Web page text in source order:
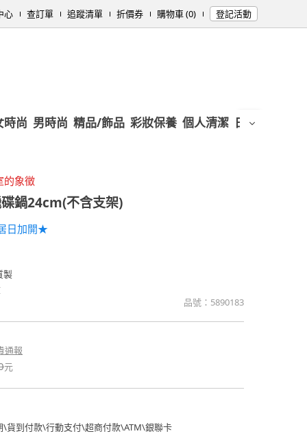
心 查訂單 追蹤清單 折價券 購物車 (0) 登記活動
時尚 男時尚 精品/飾品 彩妝保養 個人清潔 日用/紙品
的象徵
鍋24cm(不含支架)
日加開★
製
品號： 5890183
通報
元
\貨到付款\行動支付\超商付款\ATM\銀聯卡